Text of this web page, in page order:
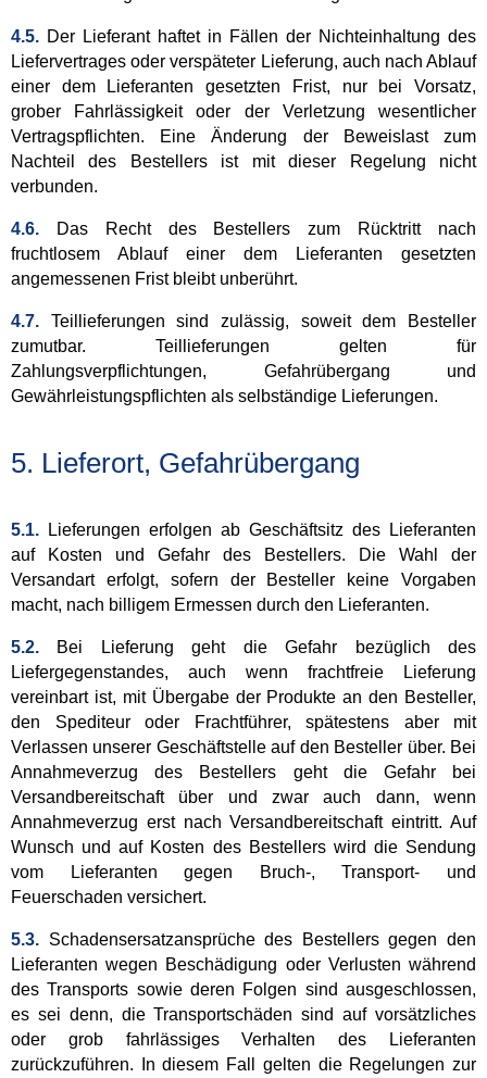
4.5. Der Lieferant haftet in Fällen der Nichteinhaltung des
Liefervertrages oder verspäteter Lieferung, auch nach Ablauf
einer dem Lieferanten gesetzten Frist, nur bei Vorsatz,
grober Fahrlässigkeit oder der Verletzung wesentlicher
Vertragspflichten. Eine Änderung der Beweislast zum
Nachteil des Bestellers ist mit dieser Regelung nicht
verbunden.
4.6.
Das Recht des Bestellers zum Rücktritt nach
fruchtlosem Ablauf einer dem Lieferanten gesetzten
angemessenen Frist bleibt unberührt.
4.7. Teillieferungen sind zulässig, soweit dem Besteller
zumutbar. Teillieferungen gelten für
Zahlungsverpflichtungen, Gefahrübergang und
Gewährleistungspflichten als selbständige Lieferungen.
5. Lieferort, Gefahrübergang
5.1.
Lieferungen erfolgen ab Geschäftsitz des Lieferanten
auf Kosten und Gefahr des Bestellers. Die Wahl der
Versandart erfolgt, sofern der Besteller keine Vorgaben
macht, nach billigem Ermessen durch den Lieferanten.
5.2. Bei Lieferung geht die Gefahr bezüglich des
Liefergegenstandes, auch wenn frachtfreie Lieferung
vereinbart ist, mit Übergabe der Produkte an den Besteller,
den Spediteur oder Frachtführer, spätestens aber mit
Verlassen unserer Geschäftstelle auf den Besteller über. Bei
Annahmeverzug des Bestellers geht die Gefahr bei
Versandbereitschaft über und zwar auch dann, wenn
Annahmeverzug erst nach Versandbereitschaft eintritt. Auf
Wunsch und auf Kosten des Bestellers wird die Sendung
vom Lieferanten gegen Bruch-, Transport- und
Feuerschaden versichert.
5.3. Schadensersatzansprüche des Bestellers gegen den
Lieferanten wegen Beschädigung oder Verlusten während
des Transports sowie deren Folgen sind ausgeschlossen,
es sei denn, die Transportschäden sind auf vorsätzliches
oder grob fahrlässiges Verhalten des Lieferanten
zurückzuführen. In diesem Fall gelten die Regelungen zur